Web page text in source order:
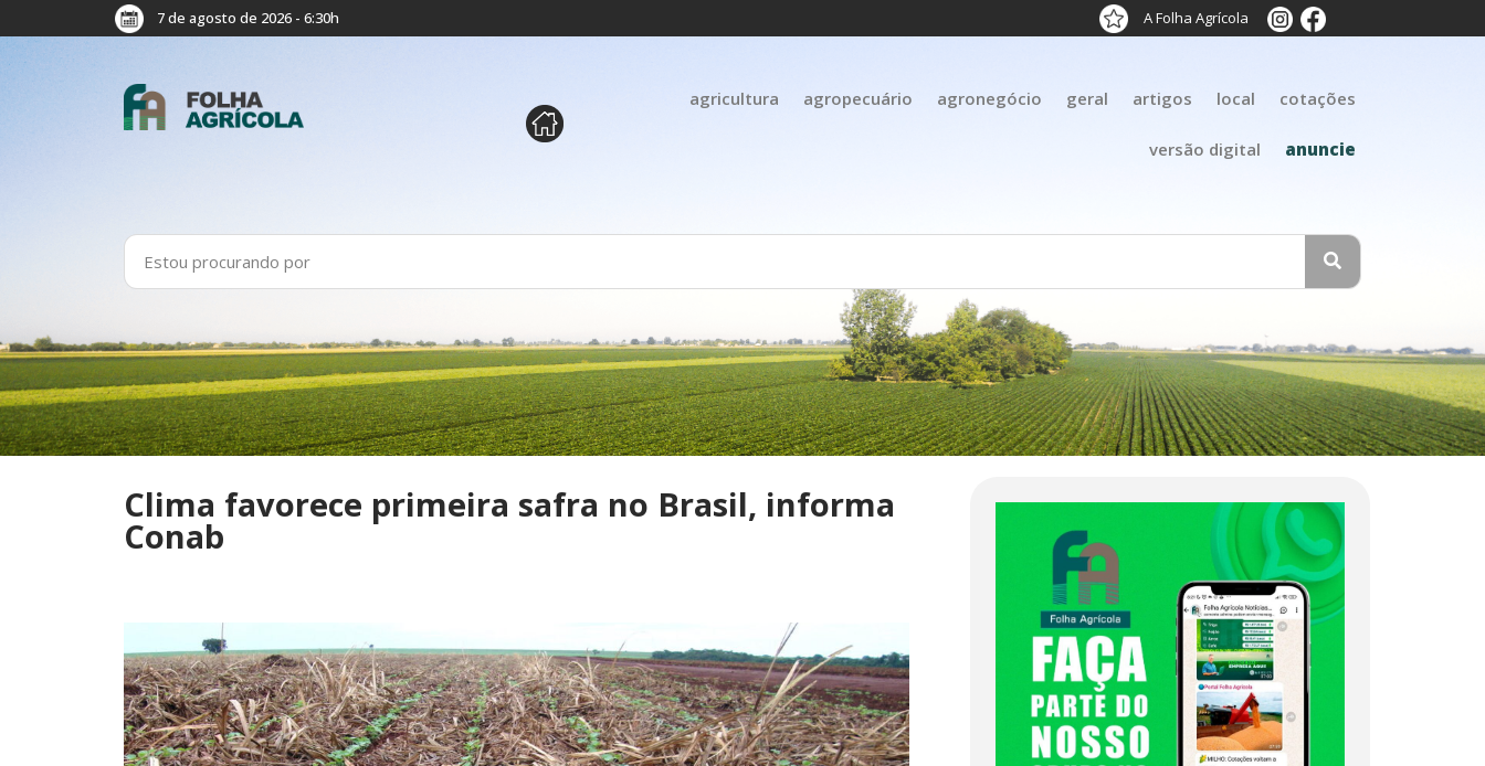
7 de agosto de 2026 - 6:30h A Folha Agrícola
agricultura agropecuário agronegócio geral artigos local cotações
versão digital anuncie
Clima favorece primeira safra no Brasil, informa
Conab